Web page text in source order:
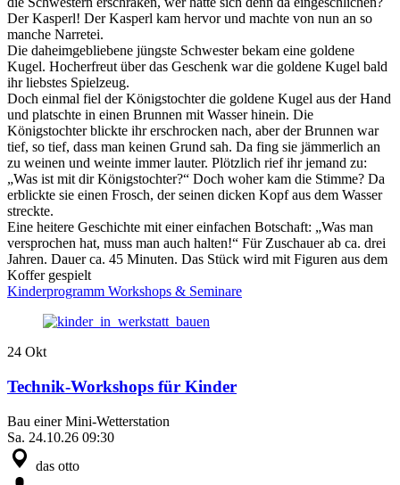
Der Kasperl! Der Kasperl kam hervor und machte von nun an so
manche Narretei.
Die daheimgebliebene jüngste Schwester bekam eine goldene
Kugel. Hocherfreut über das Geschenk war die goldene Kugel bald
ihr liebstes Spielzeug.
Doch einmal fiel der Königstochter die goldene Kugel aus der Hand
und platschte in einen Brunnen mit Wasser hinein. Die
Königstochter blickte ihr erschrocken nach, aber der Brunnen war
tief, so tief, dass man keinen Grund sah. Da fing sie jämmerlich an
zu weinen und weinte immer lauter. Plötzlich rief ihr jemand zu:
„Was ist mit dir Königstochter?“ Doch woher kam die Stimme? Da
erblickte sie einen Frosch, der seinen dicken Kopf aus dem Wasser
streckte.
Eine heitere Geschichte mit einer einfachen Botschaft: „Was man
versprochen hat, muss man auch halten!“ Für Zuschauer ab ca. drei
Jahren. Dauer ca. 45 Minuten. Das Stück wird mit Figuren aus dem
Koffer gespielt
Kinderprogramm Workshops & Seminare
24 Okt
Technik-Workshops für Kinder
Bau einer Mini-Wetterstation
Sa. 24.10.26 09:30
das otto